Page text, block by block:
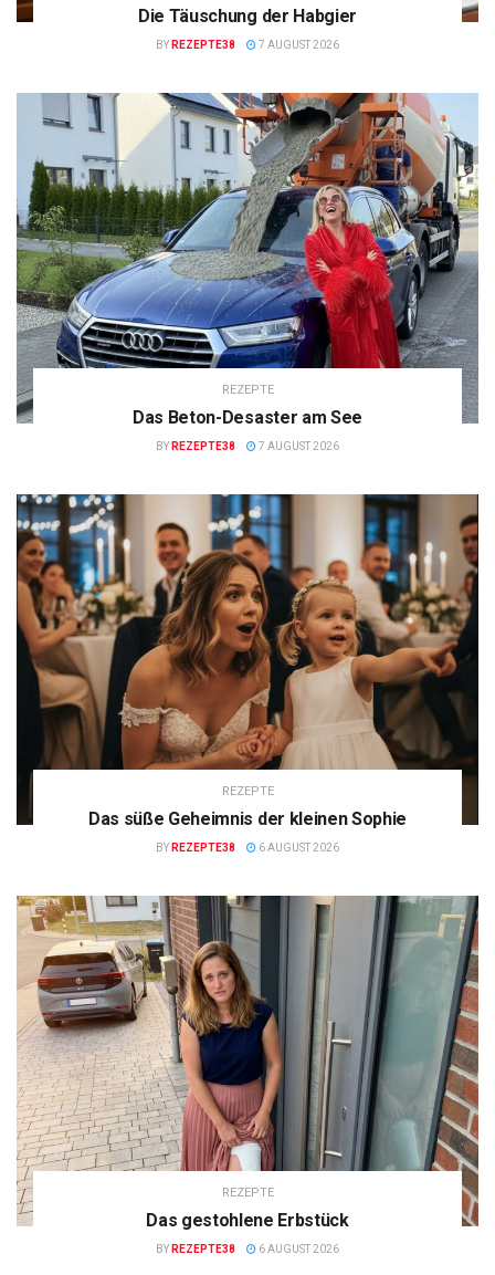
Die Täuschung der Habgier
BY REZEPTE38 7 AUGUST 2026
REZEPTE
Das Beton-Desaster am See
BY REZEPTE38 7 AUGUST 2026
REZEPTE
Das süße Geheimnis der kleinen Sophie
BY REZEPTE38 6 AUGUST 2026
REZEPTE
Das gestohlene Erbstück
BY REZEPTE38 6 AUGUST 2026